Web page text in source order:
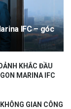
KHẮC ĐẦU
MARINA IFC
GIAN CÔNG